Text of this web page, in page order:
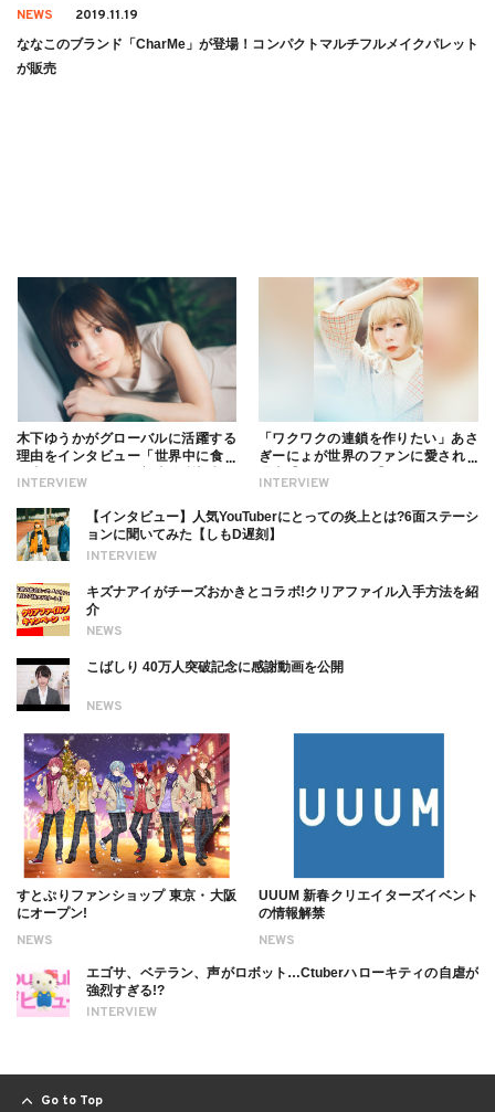
NEWS 2019.11.19
ななこのブランド「CharMe」が登場！コンパクトマルチフルメイクパレット
が販売
INTERVIEW
木下ゆうかがグローバルに活躍する
理由をインタビュー「世界中に食べ
ついても
INTERVIEW
「ワクワクの連鎖を作りたい」あさ
ぎーにょが世界のファンに愛される
INTERVIEW
【インタビュー】人気YouTuberにとっての炎上とは?6面ステーシ
ョンに聞いてみた【しもD遅刻】
NEWS
キズナアイがチーズおかきとコラボ!クリアファイル入手方法を紹
介
NEWS
こばしり 40万人突破記念に感謝動画を公開
NEWS
すとぷりファンショップ 東京・大阪
にオープン!
NEWS
UUUM 新春クリエイターズイベント
の情報解禁
INTERVIEW
エゴサ、ベテラン、声がロボット…Ctuberハローキティの自虐が
強烈すぎる!?
Go to Top